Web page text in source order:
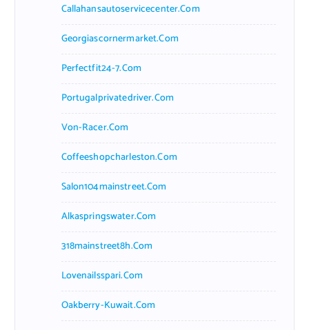
Callahansautoservicecenter.com
Georgiascornermarket.com
Perfectfit24-7.com
Portugalprivatedriver.com
Von-Racer.com
Coffeeshopcharleston.com
Salon104mainstreet.com
Alkaspringswater.com
318mainstreet8h.com
Lovenailsspari.com
Oakberry-Kuwait.com